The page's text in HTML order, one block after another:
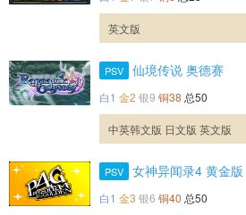
英文版
PSV 仙境传说 奥德赛
白1 金2 银9 铜38 总50
中英韩文版 日文版 英文版
PSV 女神异闻录4 黄金版
白1 金3 银6 铜40 总50